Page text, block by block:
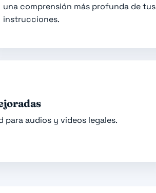
una comprensión más profunda de tus
instrucciones.
para audios y videos legales.